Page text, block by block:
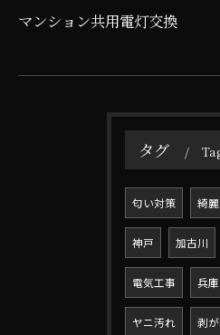
マンション共用電灯交換
タグ
匂い対策 綺麗
神戸 加古川
電気工事 兵庫
ヤニ汚れ 剥